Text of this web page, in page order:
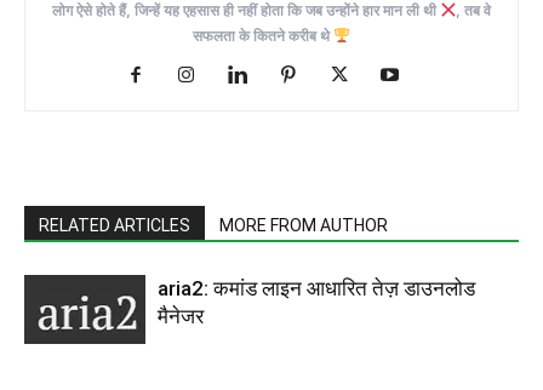
लोग ऐसे होते हैं, जिन्हें यह एहसास ही नहीं होता कि जब उन्होंने हार मान ली थी
, तब वे
सफलता के कितने करीब थे
RELATED ARTICLES MORE FROM AUTHOR
aria2: कमांड लाइन आधारित तेज़ डाउनलोड
मैनेजर